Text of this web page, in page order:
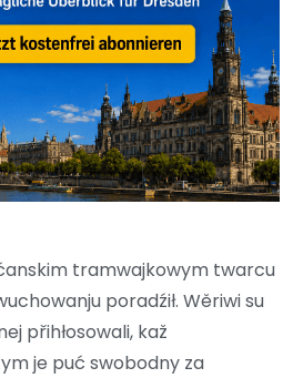
tramwajkowym twarcu
poradźił. Wěriwi su
přihłosowali, kaž
je puć swobodny za